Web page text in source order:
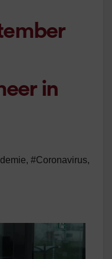
in
, #Coronavirus,